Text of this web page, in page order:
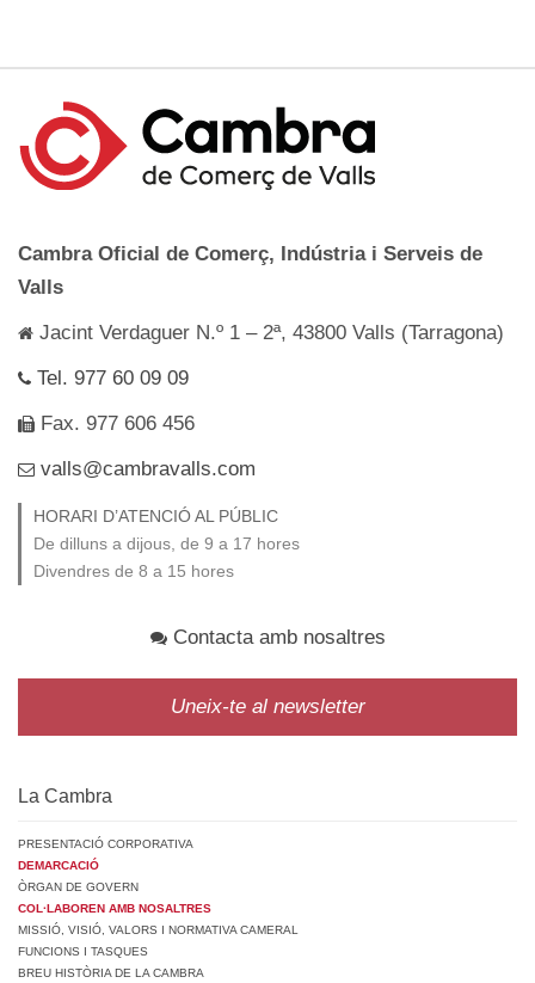
Cambra Oficial de Comerç, Indústria i Serveis de
Valls
Jacint Verdaguer N.º 1 – 2ª, 43800 Valls (Tarragona)
Tel. 977 60 09 09
Fax. 977 606 456
valls@cambravalls.com
HORARI D’ATENCIÓ AL PÚBLIC
De dilluns a dijous, de 9 a 17 hores
Divendres de 8 a 15 hores
Contacta amb nosaltres
Uneix-te al newsletter
La Cambra
PRESENTACIÓ CORPORATIVA
DEMARCACIÓ
ÒRGAN DE GOVERN
COL·LABOREN AMB NOSALTRES
MISSIÓ, VISIÓ, VALORS I NORMATIVA CAMERAL
FUNCIONS I TASQUES
BREU HISTÒRIA DE LA CAMBRA